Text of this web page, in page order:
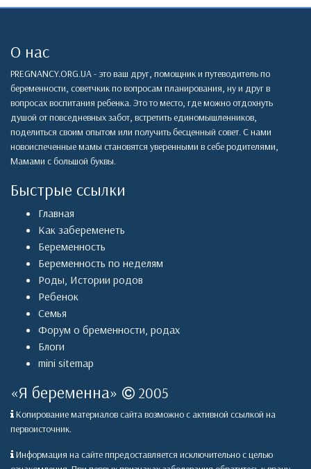
О нас
PREGNANCY.ORG.UA - это ваш друг, помощник и путеводитель по
беременности, советчкик по вопросам планирования, ну и друг в
вопросах воспитания ребенка. Это то место, где можно отдохнуть
душой от повседневных забот, встретить единомышленников,
поделиться своим опытом или получить бесценный совет. С нами
новоиспеченные мамы становятся уверенными в себе родителями,
Мамами с большой буквы.
Быстрые ссылки
Главная
Как забеременеть
Беременность
Беременность по неделям
Роды, Истории родов
Ребенок
Семья
Форум о бременности, родах
Блоги
mini sitemap
«Я беременна» 2005
Копирование материалов сайта возможно с активной ссылкой на
первоисточник.
Информация на сайте ппредоставляется исключительно с целью